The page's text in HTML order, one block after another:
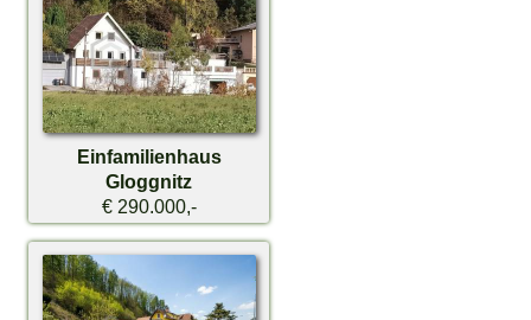
Einfamilienhaus
Gloggnitz
€ 290.000,-